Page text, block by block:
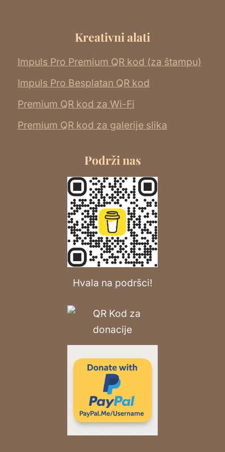
Kreativni alati
Impuls Pro Premium QR kod (za štampu)
Impuls Pro Besplatan QR kod
Premium QR kod za Wi-Fi
Premium QR kod za galerije slika
Podrži nas
Hvala na podršci!